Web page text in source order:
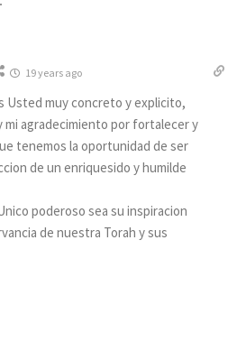
19 years ago
Usted muy concreto y explicito,
agradecimiento por fortalecer y
tenemos la oportunidad de ser
de un enriquesido y humilde
poderoso sea su inspiracion
de nuestra Torah y sus